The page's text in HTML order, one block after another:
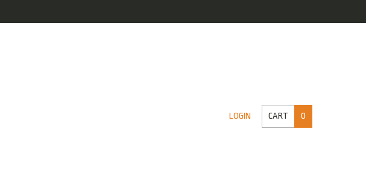
LOGIN CART 0